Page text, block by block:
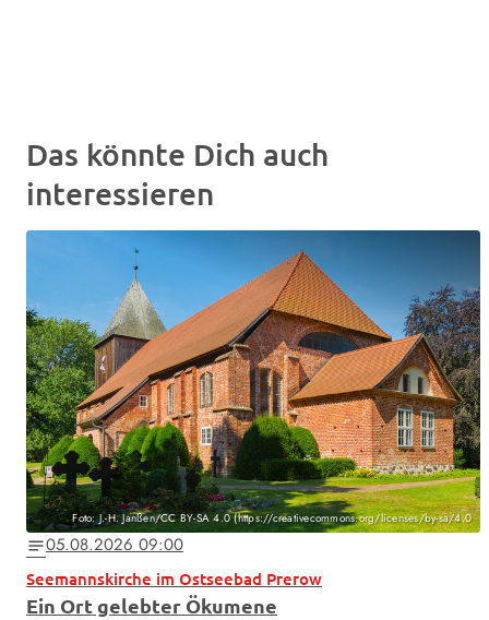
Das könnte Dich auch
interessieren
Foto: J.-H. Janßen/CC BY-SA 4.0 (https://creativecommons.org/licenses/by-sa/4.0
notes05.08.2026 09:00
Seemannskirche im Ostseebad Prerow
Ein Ort gelebter Ökumene